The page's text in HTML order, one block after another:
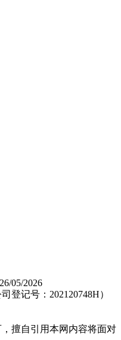
05/2026
登记号：202120748H）
擅自引用本网内容将面对